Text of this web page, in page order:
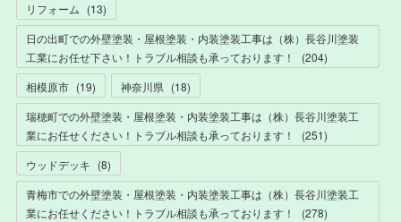
リフォーム (13)
日の出町での外壁塗装・屋根塗装・内装塗装工事は（株）長谷川塗装
工業にお任せ下さい！トラブル相談も承っております！
(204)
相模原市 (19) 神奈川県 (18)
瑞穂町での外壁塗装・屋根塗装・内装塗装工事は（株）長谷川塗装工
業にお任せください！トラブル相談も承っております！
(251)
ウッドデッキ (8)
青梅市での外壁塗装・屋根塗装・内装塗装工事は（株）長谷川塗装工
業にお任せください！トラブル相談も承っております！
(278)